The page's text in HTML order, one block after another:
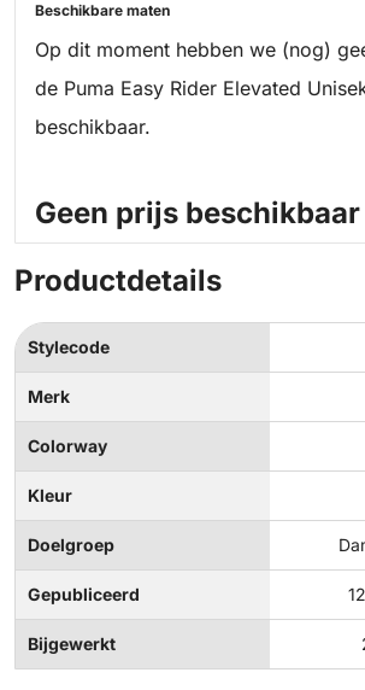
Beschikbare maten
Op dit moment hebben we (nog)
de Puma Easy Rider Elevated
beschikbaar.
Geen prijs beschikbaar
Productdetails
Stylecode
Merk
Colorway
Kleur
Doelgroep
Gepubliceerd
Bijgewerkt